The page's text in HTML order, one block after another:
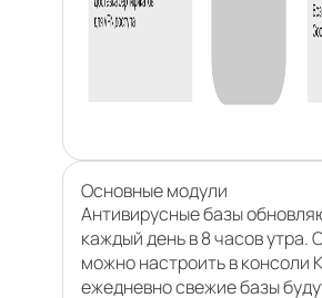
Основные модули
Антивирусные базы
каждый день в 8 часов утра.
можно настроить в консоли
ежедневно свежие базы